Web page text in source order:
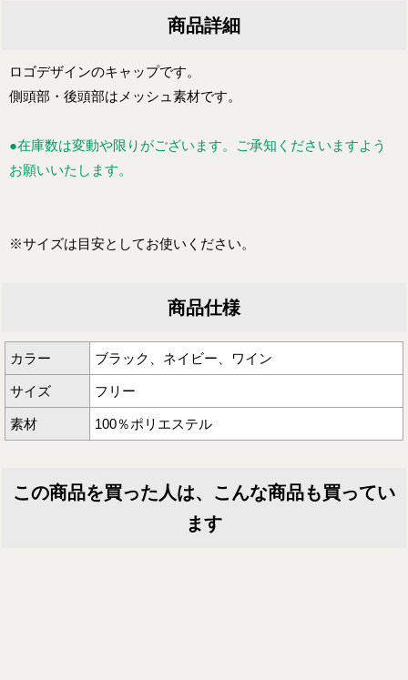
商品詳細
ロゴデザインのキャップです。
側頭部・後頭部はメッシュ素材です。
●在庫数は変動や限りがございます。ご承知くださいますよう
お願いいたします。
※サイズは目安としてお使いください。
商品仕様
カラー ブラック、ネイビー、ワイン
サイズ フリー
素材 100％ポリエステル
この商品を買った人は、こんな商品も買ってい
ます